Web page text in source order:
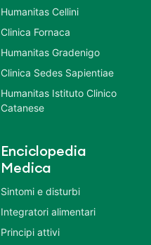
Humanitas Cellini
Clinica Fornaca
Humanitas Gradenigo
Clinica Sedes Sapientiae
Humanitas Istituto Clinico
Catanese
Enciclopedia
Medica
Sintomi e disturbi
Integratori alimentari
Principi attivi